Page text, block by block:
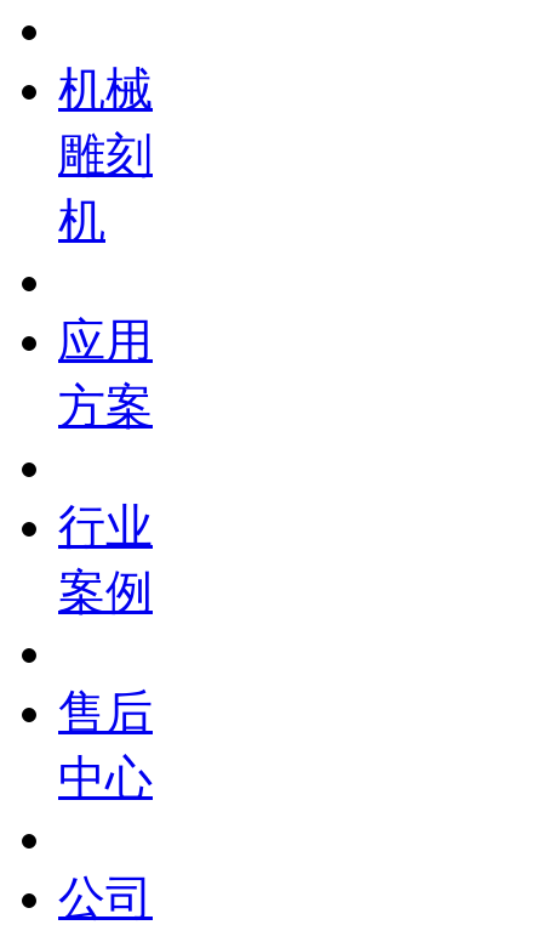
机械
雕刻
机
应用
方案
行业
案例
售后
中心
公司